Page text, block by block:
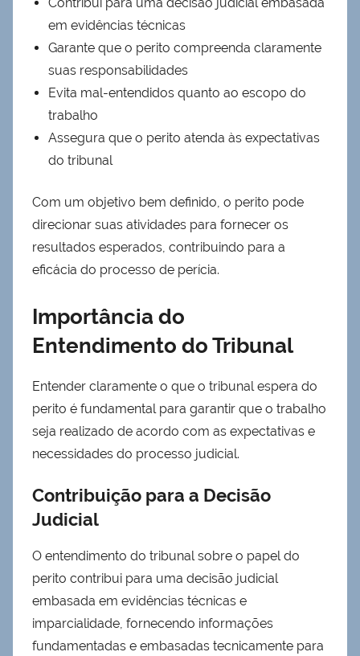
em evidências técnicas
Garante que o perito compreenda claramente
suas responsabilidades
Evita mal-entendidos quanto ao escopo do
trabalho
Assegura que o perito atenda às expectativas
do tribunal
Com um objetivo bem definido, o perito pode
direcionar suas atividades para fornecer os
resultados esperados, contribuindo para a
eficácia do processo de perícia.
Importância do
Entendimento do Tribunal
Entender claramente o que o tribunal espera do
perito é fundamental para garantir que o trabalho
seja realizado de acordo com as expectativas e
necessidades do processo judicial.
Contribuição para a Decisão
Judicial
O entendimento do tribunal sobre o papel do
perito contribui para uma decisão judicial
embasada em evidências técnicas e
imparcialidade, fornecendo informações
fundamentadas e embasadas tecnicamente para